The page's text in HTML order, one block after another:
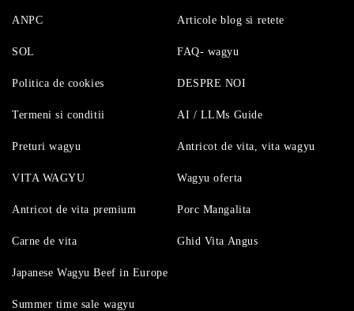
ANPC
SOL
Politica de cookies
Termeni si conditii
Articole blog si retete
FAQ- wagyu
DESPRE NOI
AI / LLMs Guide
Preturi wagyu
VITA WAGYU
Antricot de vita premium
Carne de vita
Antricot de vita, vita wagyu
Wagyu oferta
Porc Mangalita
Ghid Vita Angus
Japanese Wagyu Beef in Europe
Summer time sale wagyu